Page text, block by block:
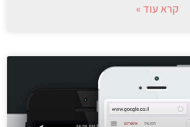
קרא עוד »